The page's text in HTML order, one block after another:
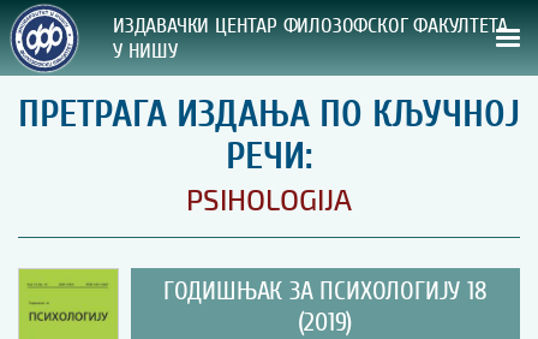
ИЗДАВАЧКИ ЦЕНТАР ФИЛОЗОФСКОГ ФАКУЛТЕТА
У НИШУ
СВА НАША ИЗДАЊА
ВРСТА ИЗДАЊА:
ПРЕГЛЕД
ПРЕТРАГА ИЗДАЊА ПО КЉУЧНОЈ
РЕЧИ:
PSIHOLOGIJA
ГОДИШЊАК ЗА ПСИХОЛОГИЈУ 18
(2019)